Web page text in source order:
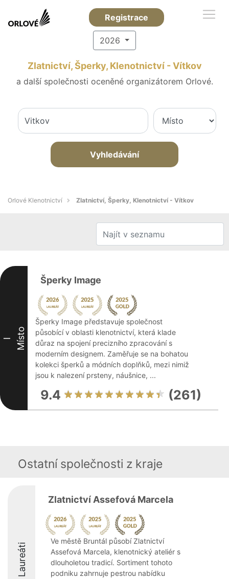
Registrace
2026
Zlatnictví, Šperky, Klenotnictví - Vítkov
a další společnosti oceněné organizátorem Orlové.
Vyhledávání
Orlové Klenotnictví Zlatnictví, Šperky, Klenotnictví - Vítkov
I Místo
Šperky Image
Šperky Image představuje společnost
působící v oblasti klenotnictví, která klade
důraz na spojení precizního zpracování s
moderním designem. Zaměřuje se na bohatou
kolekci šperků a módních doplňků, mezi nimiž
jsou k nalezení prsteny, náušnice, ...
9.4 (261)
Ostatní společnosti z kraje
Laureáti
Zlatnictví Assefová Marcela
Ve městě Bruntál působí Zlatnictví
Assefová Marcela, klenotnický ateliér s
dlouholetou tradicí. Sortiment tohoto
podniku zahrnuje pestrou nabídku